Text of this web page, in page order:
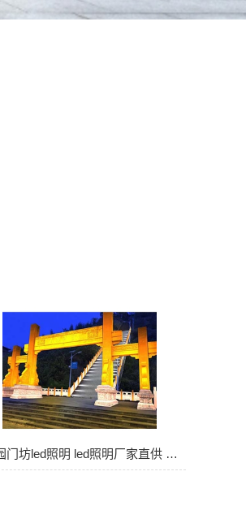
门坊led照明 led照明厂家直供 …